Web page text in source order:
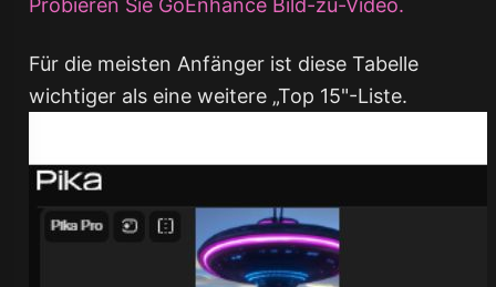
Probieren Sie GoEnhance Bild-zu-Video.
Für die meisten Anfänger ist diese Tabelle
wichtiger als eine weitere „Top 15"-Liste.